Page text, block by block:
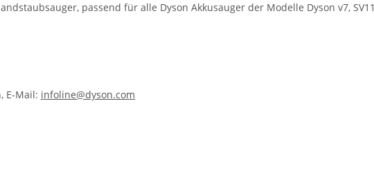
passend für alle Dyson Akkusauger der Modelle Dyson v7, SV11
E-Mail: infoline@dyson.com